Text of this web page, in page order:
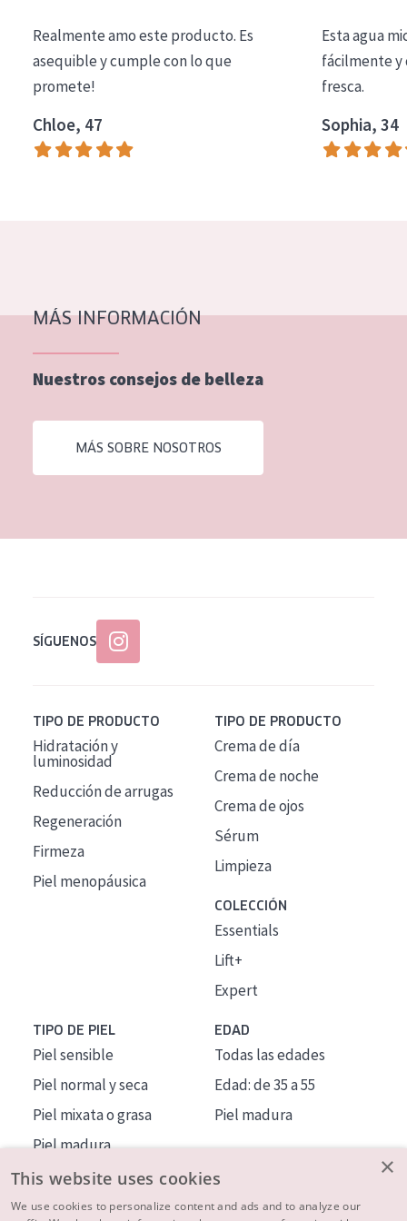
Essentials
Lift+
Expert
Piel madura
Piel menopáusica
EDAD
Realmente amo este producto. Es
asequible y cumple con lo que
promete!
Chloe, 47
Esta agua
fácilmente y
fresca.
Sophia, 34
MÁS INFORMACIÓN
Nuestros consejos de belleza
MÁS SOBRE NOSOTROS
SÍGUENOS
TIPO DE PRODUCTO
Hidratación y
luminosidad
Reducción de arrugas
Regeneración
Firmeza
Piel menopáusica
TIPO DE PRODUCTO
Crema de día
Crema de noche
Crema de ojos
Sérum
Limpieza
COLECCIÓN
Essentials
Lift+
Expert
TIPO DE PIEL
Piel sensible
Piel normal y seca
Piel mixata o grasa
Piel madura
Piel expuesta al sol
Piel menopáusica
EDAD
Todas las edades
Edad: de 35 a 55
Piel madura
×
This website uses cookies
We use cookies to personalize content and ads and to analyze our